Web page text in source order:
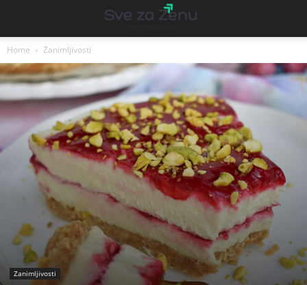
Home Zanimljivosti
Zanimljivosti